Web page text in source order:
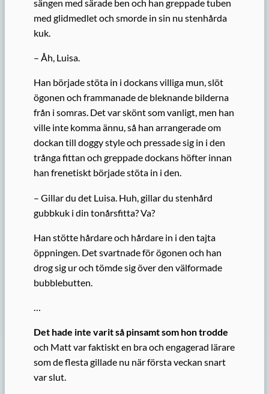
sängen med särade ben och han greppade tuben
med glidmedlet och smorde in sin nu stenhårda
kuk.
– Åh, Luisa.
Han började stöta in i dockans villiga mun, slöt
ögonen och frammanade de bleknande bilderna
från i somras. Det var skönt som vanligt, men han
ville inte komma ännu, så han arrangerade om
dockan till doggy style och pressade sig in i den
trånga fittan och greppade dockans höfter innan
han frenetiskt började stöta in i den.
– Gillar du det Luisa. Huh, gillar du stenhård
gubbkuk i din tonårsfitta? Va?
Han stötte hårdare och hårdare in i den tajta
öppningen. Det svartnade för ögonen och han
drog sig ur och tömde sig över den välformade
bubblebutten.
…
Det hade inte varit så pinsamt som hon trodde
och Matt var faktiskt en bra och engagerad lärare
som de flesta gillade nu när första veckan snart
var slut.